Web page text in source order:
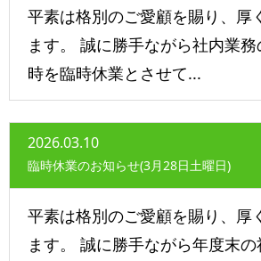
平素は格別のご愛顧を賜り、厚
ます。 誠に勝手ながら社内業
時を臨時休業とさせて...
2026.03.10
臨時休業のお知らせ(3月28日土曜日)
平素は格別のご愛顧を賜り、厚
ます。 誠に勝手ながら年度末